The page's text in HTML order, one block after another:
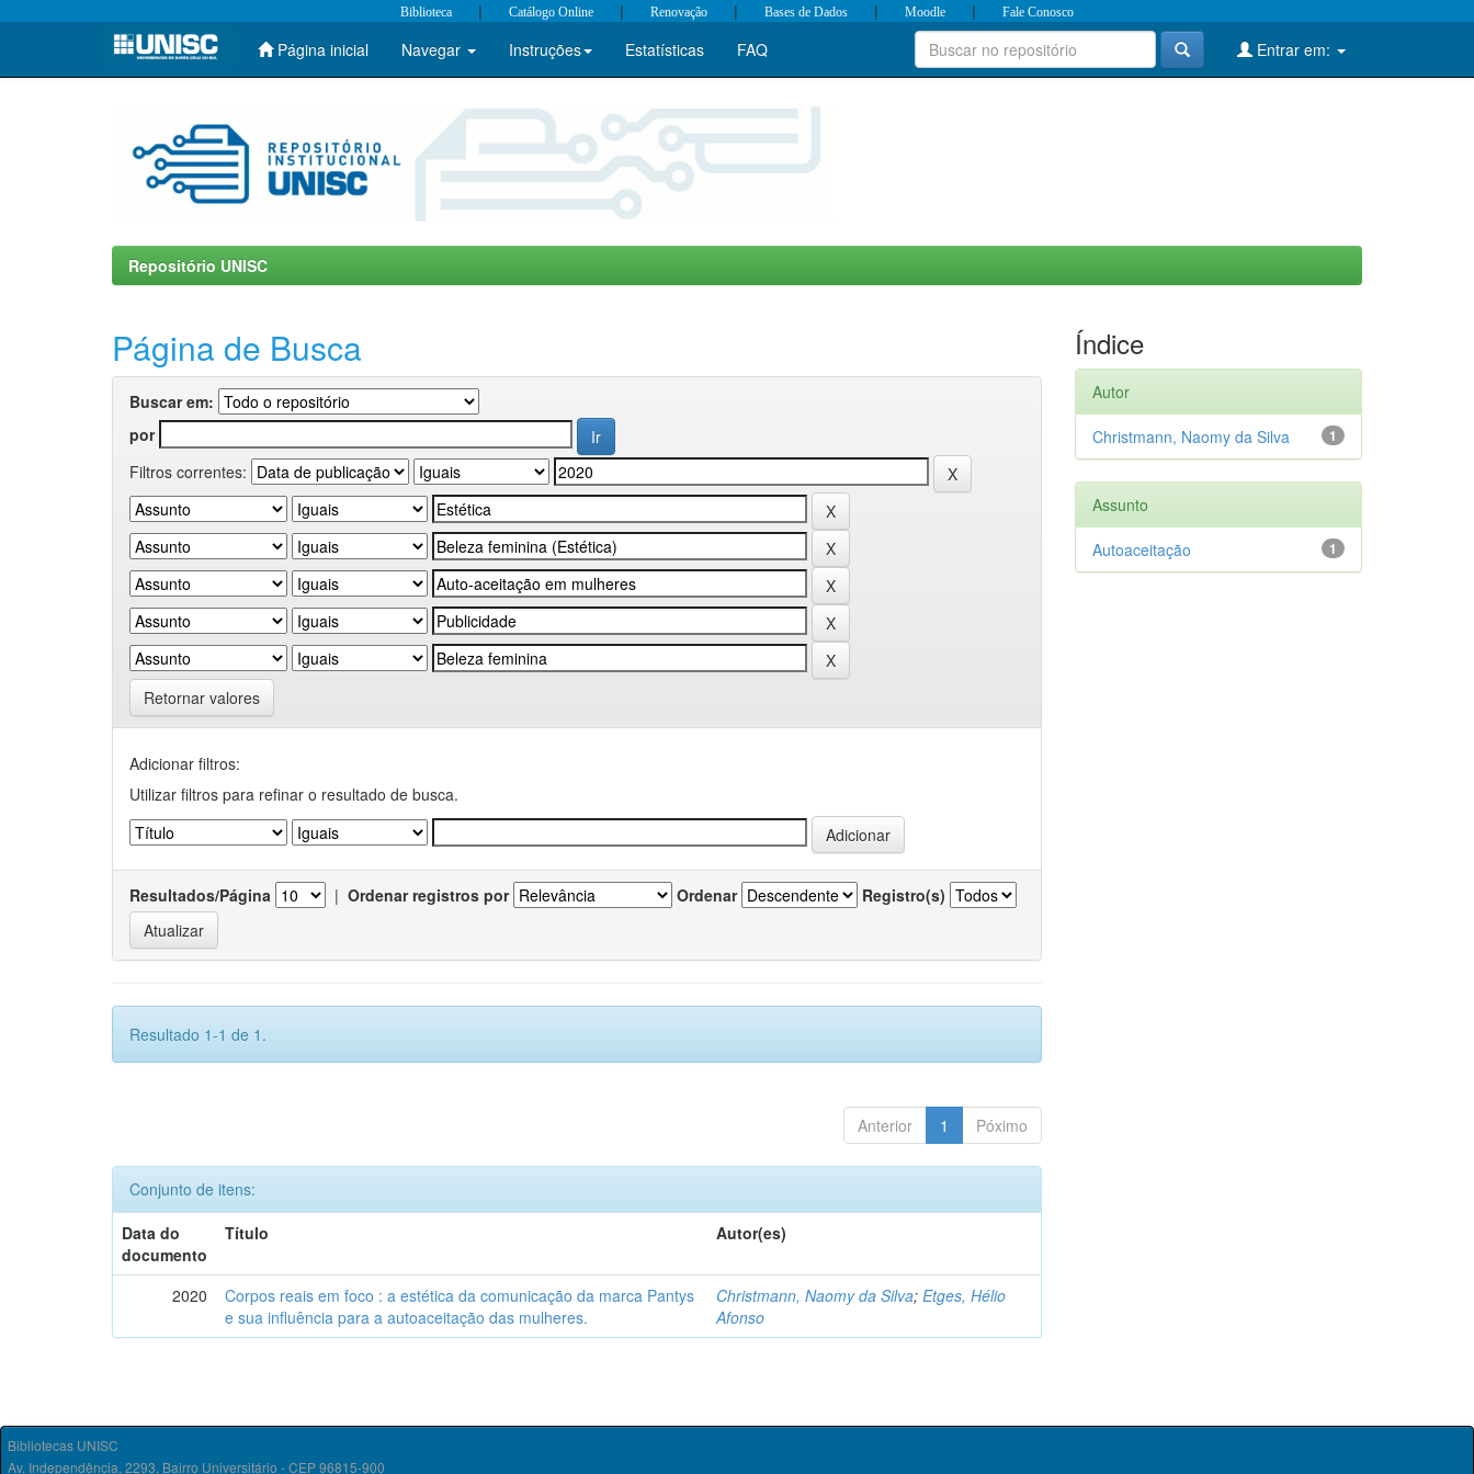
Skip
Biblioteca | Catálogo Online | Renovação | Bases de Dados | Moodle | Fale Conosco
Página inicial Navegar Instruções Estatísticas FAQ Entrar em:
Repositório UNISC
Página de Busca
Buscar em:
por
Filtros correntes:
Retornar valores
Adicionar filtros:
Utilizar filtros para refinar o resultado de busca.
Resultados/Página | Ordenar registros por Ordenar Registro(s)
Resultado 1-1 de 1.
Anterior 1 Póximo
Conjunto de itens:
Data do
documento
Título Autor(es)
2020
Corpos reais em foco : a estética da comunicação da marca Pantys
e sua influência para a autoaceitação das mulheres.
Christmann, Naomy da Silva;Etges, Hélio
Afonso
Índice
Autor
1
Christmann, Naomy da Silva
Assunto
1
Autoaceitação
Bibliotecas UNISC
Av. Independência, 2293, Bairro Universitário - CEP 96815-900